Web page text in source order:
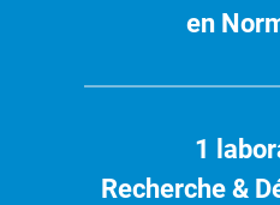
en
1
Recherche &